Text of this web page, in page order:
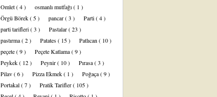
Omlet( 4 ) osmanlı mutfağı( 1 )
Örgü Börek( 5 ) pancar( 3 ) Parti( 4 )
parti tarifleri( 3 ) Pastalar( 23 )
pastırma( 2 ) Patates( 15 ) Patlıcan ( 10 )
peçete( 9 ) Peçete Katlama( 9 )
Peykek( 12 ) Peynir( 10 ) Pırasa( 3 )
Pilav( 6 ) Pizza Ekmek( 1 ) Poğaça( 9 )
Portakal( 7 ) Pratik Tarifler( 105 )